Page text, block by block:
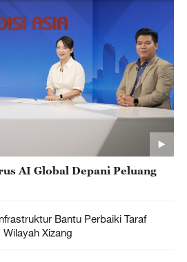
AI Global Depani Peluang
Bantu Perbaiki Taraf
Xizang